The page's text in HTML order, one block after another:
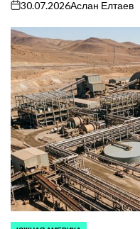
on
30.07.2026Аслан Елтаев